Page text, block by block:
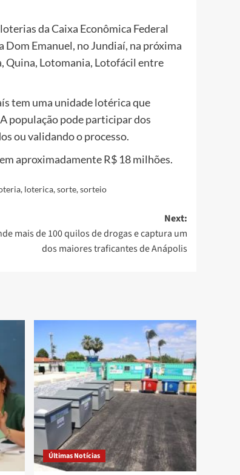
da Caixa Econômica Federal
Dom Emanuel, no Jundiaí, na próxima
Quina, Lotomania, Lotofácil entre
tem uma unidade lotérica que
população pode participar dos
ou validando o processo.
aproximadamente R$ 18 milhões.
, loterica,sorte,sorteio
Next:
mais de 100 quilos de drogas e captura um
dos maiores traficantes de Anápolis
Últimas Notícias